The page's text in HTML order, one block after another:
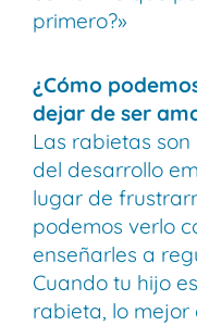
primero?»
¿Cómo
dejar de ser
Las rabietas
del desarrollo
lugar de
podemos verlo
enseñarles a
Cuando tu hijo
rabieta, lo